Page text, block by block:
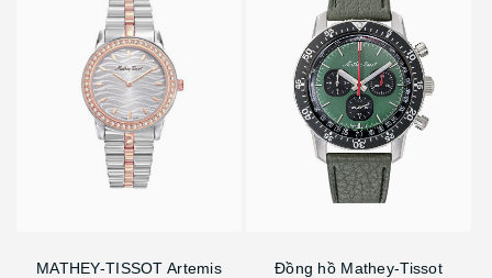
MATHEY-TISSOT Artemis
Đồng hồ Mathey-Tissot